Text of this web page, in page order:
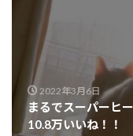
2022年3月6日
まるでスーパーヒ
10.8万いいね！！